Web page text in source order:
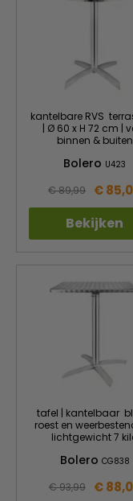
kantelbare RVS
| Ø 60 x H 72 cm |
binnen & buiten
Bolero U423
€ 89,99 €
Bekijken
tafel | kantelbaar
roest en
lichtgewicht 7
Bolero CG838
€ 93,99 €